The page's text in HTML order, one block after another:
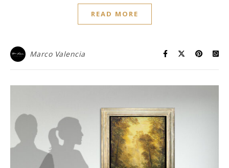
READ MORE
Marco Valencia